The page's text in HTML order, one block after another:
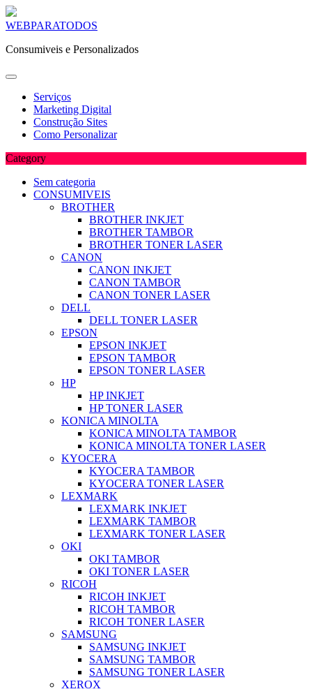
Skip
content
WEBPARATODOS
Consumiveis e Personalizados
Serviços
Marketing Digital
Construção Sites
Como Personalizar
Category
Sem categoria
CONSUMIVEIS
BROTHER
BROTHER INKJET
BROTHER TAMBOR
BROTHER TONER LASER
CANON
CANON INKJET
CANON TAMBOR
CANON TONER LASER
DELL
DELL TONER LASER
EPSON
EPSON INKJET
EPSON TAMBOR
EPSON TONER LASER
HP
HP INKJET
HP TONER LASER
KONICA MINOLTA
KONICA MINOLTA TAMBOR
KONICA MINOLTA TONER LASER
KYOCERA
KYOCERA TAMBOR
KYOCERA TONER LASER
LEXMARK
LEXMARK INKJET
LEXMARK TAMBOR
LEXMARK TONER LASER
OKI
OKI TAMBOR
OKI TONER LASER
RICOH
RICOH INKJET
RICOH TAMBOR
RICOH TONER LASER
SAMSUNG
SAMSUNG INKJET
SAMSUNG TAMBOR
SAMSUNG TONER LASER
XEROX